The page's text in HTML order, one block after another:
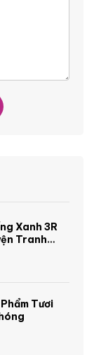
Xanh 3R
Tranh
Tươi